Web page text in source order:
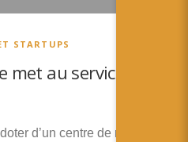
STARTUPS
au service de
d’un centre de réalité